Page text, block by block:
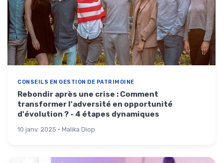
CONSEILS EN GESTION DE PATRIMOINE
Rebondir après une crise : Comment
transformer l'adversité en opportunité
d'évolution ? - 4 étapes dynamiques
10 janv. 2025 · Malika Diop